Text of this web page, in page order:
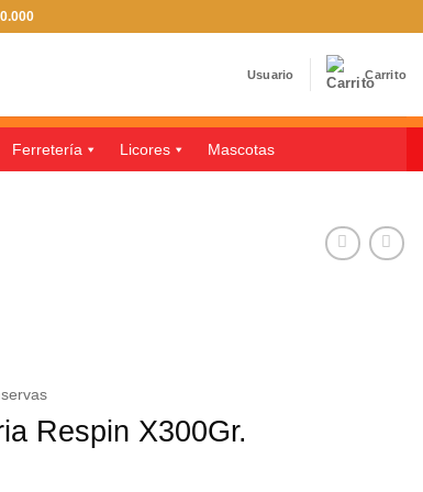
Usuario Carrito
Ferretería Licores Mascotas
Respin X300Gr.